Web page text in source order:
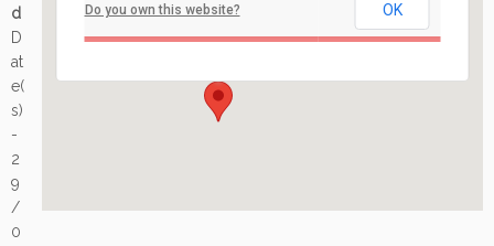
Arrangement
Do you own this website? OK
d
D
at
e(
s)
-
2
9
/
0